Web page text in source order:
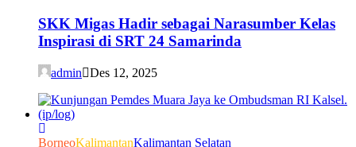
SKK Migas Hadir sebagai Narasumber Kelas
Inspirasi di SRT 24 Samarinda
admin Des 12, 2025
BorneoKalimantanKalimantan Selatan